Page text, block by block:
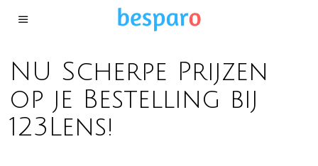
NU Scherpe Prijzen
op je Bestelling bij
123Lens!